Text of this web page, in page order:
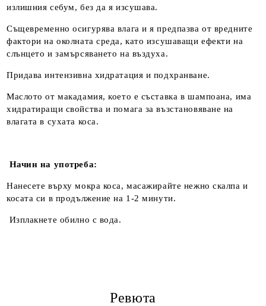
излишния себум, без да я изсушава.
Същевременно осигурява влага и я предпазва от вредните
фактори на околната среда, като изсушаващи ефекти на
слънцето и замърсяването на въздуха.
Придава интензивна хидратация и подхранване.
Маслото от макадамия, което е съставка в шампоана, има
хидратиращи свойства и помага за възстановяване на
влагата в сухата коса.
Начин на употреба:
Нанесете върху мокра коса, масажирайте нежно скалпа и
косата си в продължение на 1-2 минути.
Изплакнете обилно с вода.
Ревюта